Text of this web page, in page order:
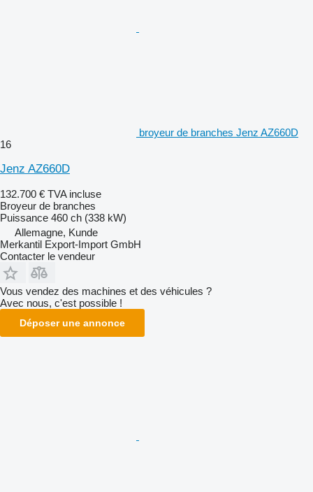
broyeur de branches Jenz AZ660D
16
Jenz AZ660D
132.700 € TVA incluse
Broyeur de branches
Puissance 460 ch (338 kW)
Allemagne, Kunde
Merkantil Export-Import GmbH
Contacter le vendeur
Vous vendez des machines et des véhicules ?
Avec nous, c'est possible !
Déposer une annonce